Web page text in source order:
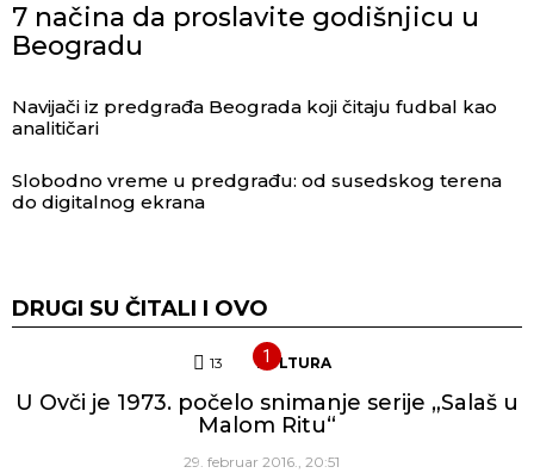
7 načina da proslavite godišnjicu u
Beogradu
Navijači iz predgrađa Beograda koji čitaju fudbal kao
analitičari
Slobodno vreme u predgrađu: od susedskog terena
do digitalnog ekrana
DRUGI SU ČITALI I OVO
13 Komentara
KULTURA
U Ovči je 1973. počelo snimanje serije „Salaš u
Malom Ritu“
29. februar 2016., 20:51